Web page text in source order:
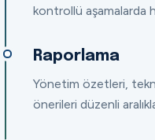
kontrollü aşamalarda
Raporlama
Yönetim özetleri,
önerileri düzenli